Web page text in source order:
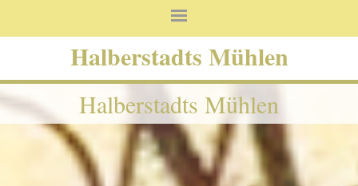
Halberstadts Mühlen
Halberstadts Mühlen